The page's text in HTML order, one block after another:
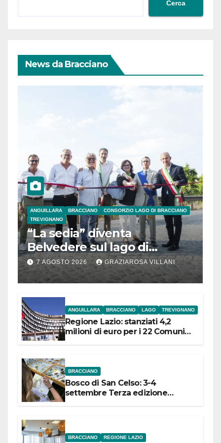
Cerca
News da Bracciano
ANGUILLARA BRACCIANO
CONSORZIO LAGO DI BRACCIANO
TREVIGNANO
“La sedia” diventa
Belvedere sul lago di
Bracciano: ieri
l’inaugurazione
7 AGOSTO 2026 GRAZIAROSA VILLANI
ANGUILLARA BRACCIANO LAGO TREVIGNANO
Regione Lazio: stanziati 4,2
milioni di euro per i 22 Comuni
BRACCIANO
Bosco di San Celso: 3-4
settembre Terza edizione
BRACCIANO REGIONE LAZIO